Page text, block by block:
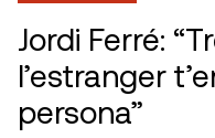
Jordi Ferré:
l’estranger
persona”